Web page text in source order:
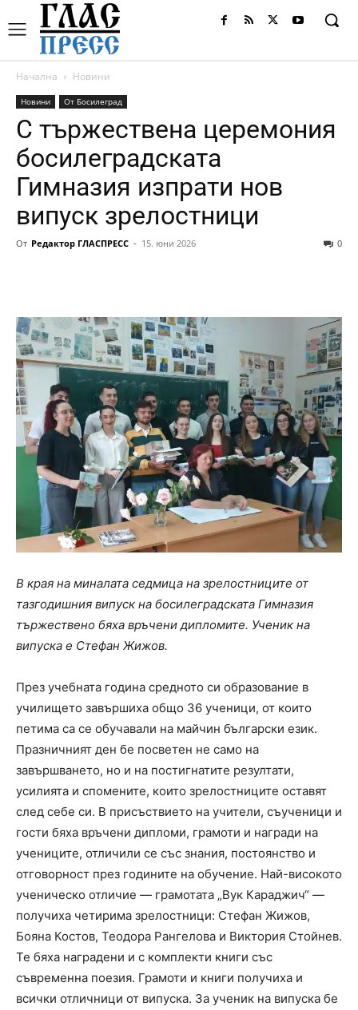
Начална Новини
Новини От Босилеград
С тържествена церемония
босилеградската
Гимназия изпрати нов
випуск зрелостници
От Редактор ГЛАСПРЕСС - 15. юни 2026 0
В края на миналата седмица на зрелостниците от
тазгодишния випуск на босилеградската Гимназия
тържествено бяха връчени дипломите. Ученик на
випуска е Стефан Жижов.
През учебната година средното си образование в
училището завършиха общо 36 ученици, от които
петима са се обучавали на майчин български език.
Празничният ден бе посветен не само на
завършването, но и на постигнатите резултати,
усилията и спомените, които зрелостниците оставят
след себе си. В присъствието на учители, съученици и
гости бяха връчени дипломи, грамоти и награди на
учениците, отличили се със знания, постоянство и
отговорност през годините на обучение. Най-високото
ученическо отличие — грамотата „Вук Караджич“ —
получиха четирима зрелостници: Стефан Жижов,
Бояна Костов, Теодора Рангелова и Виктория Стойнев.
Те бяха наградени и с комплекти книги със
съвременна поезия. Грамоти и книги получиха и
всички отличници от випуска. За ученик на випуска бе